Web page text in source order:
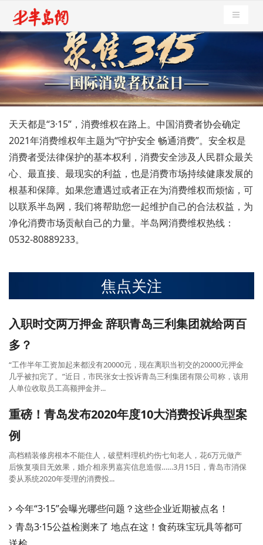
导航切
天天都是“3·15”，消费维权在路上。中国消费者协会确定
2021年消费维权年主题为“守护安全 畅通消费”。安全权是
消费者受法律保护的基本权利，消费安全涉及人民群众最关
心、最直接、最现实的利益，也是消费市场持续健康发展的
根基和保障。如果您遭遇过或者正在为消费维权而烦恼，可
以联系半岛网，我们将帮助您一起维护自己的合法权益，为
净化消费市场贡献自己的力量。半岛网消费维权热线：
0532-80889233。
焦点关注
入职时交两万押金 辞职青岛三利集团就给两百
多？
“工作半年工资加起来都没有20000元，现在离职当初交的20000元押金
几乎被扣完了。”近日，市民张女士投诉青岛三利集团有限公司称，该用
人单位收取员工高额押金并...
重磅！青岛发布2020年度10大消费投诉典型案
例
高档精装修房根本不能住人，破壁料理机灼伤七旬老人，花6万元做产
后恢复项目无效果，婚介相亲男嘉宾信息造假……3月15日，青岛市消保
委从系统2020年受理的消费投...
今年“3·15”会曝光哪些问题？这些企业近期被点名！
青岛3·15公益检测来了 地点在这！食药珠宝玩具等都可